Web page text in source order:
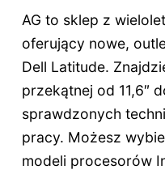
AG to sklep z
oferujący nowe,
Dell Latitude.
przekątnej od 11,6″
sprawdzonych
pracy. Możesz
modeli procesorów